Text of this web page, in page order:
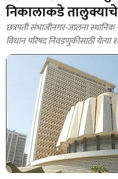
निकालाकडे
छत्रपती संभाजीनगर-जालना स्थानिक
विधान परिषद निवडणुकीसाठी